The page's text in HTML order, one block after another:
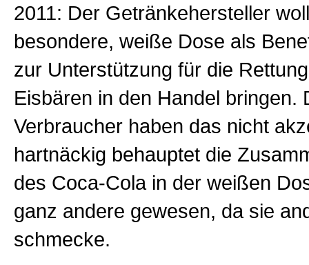
2011: Der Getränkehersteller
besondere, weiße Dose als
zur Unterstützung für die
Eisbären in den Handel bringen.
Verbraucher haben das nicht
hartnäckig behauptet die
des Coca-Cola in der weißen
ganz andere gewesen, da sie
schmecke.